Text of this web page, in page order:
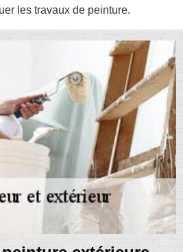
les travaux de peinture.